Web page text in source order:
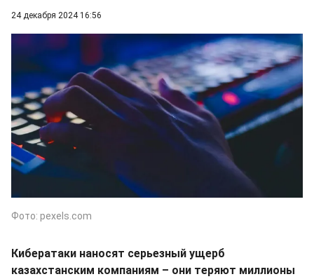
24 декабря 2024 16:56
Фото: pexels.com
Кибератаки наносят серьезный ущерб
казахстанским компаниям – они теряют миллионы